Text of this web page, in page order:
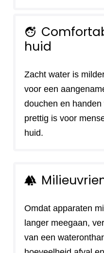
face_retouching_natural
huid
Zacht water is
voor een
douchen en handen
prettig is voor
huid.
forest
Omdat apparaten
langer meegaan,
van een